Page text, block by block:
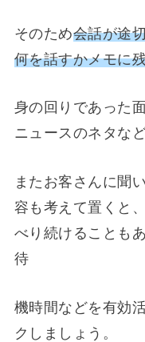
そのため会話が途
何を話すかメモに
身の回りであった
ニュースのネタな
またお客さんに聞
容も考えて置くと
べり続けることも
待
機時間などを有効
クしましょう。